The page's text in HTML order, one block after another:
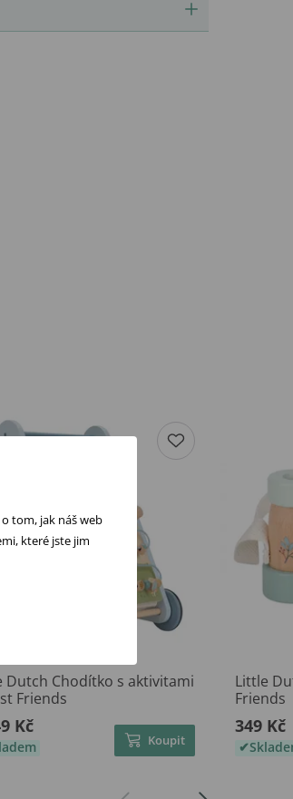
Dutch Chodítko s aktivitami
Friends
Kč
Koupit
Little
Friends
349 Kč
tom, jak náš web
které jste jim